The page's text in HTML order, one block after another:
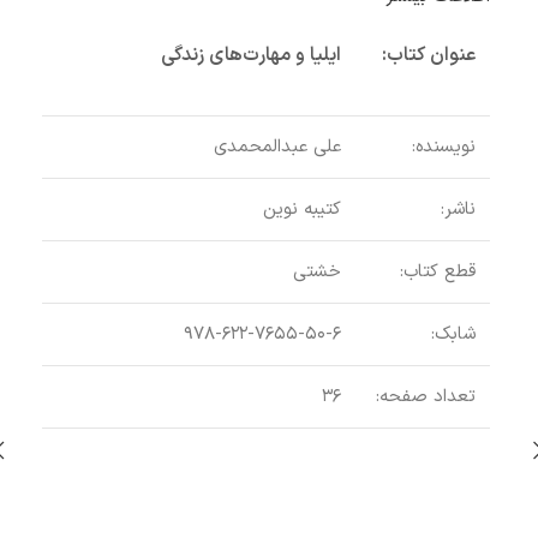
عنوان کتاب: ایلیا و مهارت‌های زندگی
نویسنده: علی عبدالمحمدی
ناشر: کتیبه نوین
قطع کتاب: خشتی
شابک: ۹۷۸-۶۲۲-۷۶۵۵-۵۰-۶
تعداد صفحه: ۳۶